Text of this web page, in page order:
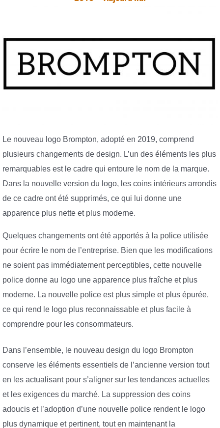
Le nouveau logo Brompton, adopté en 2019, comprend
plusieurs changements de design. L’un des éléments les plus
remarquables est le cadre qui entoure le nom de la marque.
Dans la nouvelle version du logo, les coins intérieurs arrondis
de ce cadre ont été supprimés, ce qui lui donne une
apparence plus nette et plus moderne.
Quelques changements ont été apportés à la police utilisée
pour écrire le nom de l’entreprise. Bien que les modifications
ne soient pas immédiatement perceptibles, cette nouvelle
police donne au logo une apparence plus fraîche et plus
moderne. La nouvelle police est plus simple et plus épurée,
ce qui rend le logo plus reconnaissable et plus facile à
comprendre pour les consommateurs.
Dans l’ensemble, le nouveau design du logo Brompton
conserve les éléments essentiels de l’ancienne version tout
en les actualisant pour s’aligner sur les tendances actuelles
et les exigences du marché. La suppression des coins
adoucis et l’adoption d’une nouvelle police rendent le logo
plus dynamique et pertinent, tout en maintenant la